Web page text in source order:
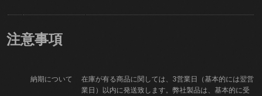
注意事項
納期について
在庫が有る商品に関しては、3営業日（基本的には翌営
業日）以内に発送致します。弊社製品は、基本的に受